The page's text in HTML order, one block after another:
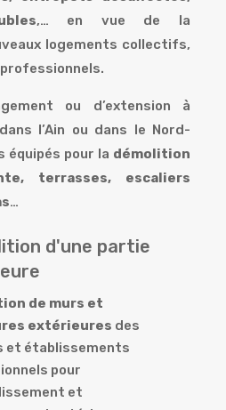
,… en vue de la
logements collectifs,
ou d’extension à
l’Ain ou dans le Nord-
équipés pour la démolition
terrasses, escaliers
…
d'une partie
de murs et
extérieures des
et établissements
pour
et